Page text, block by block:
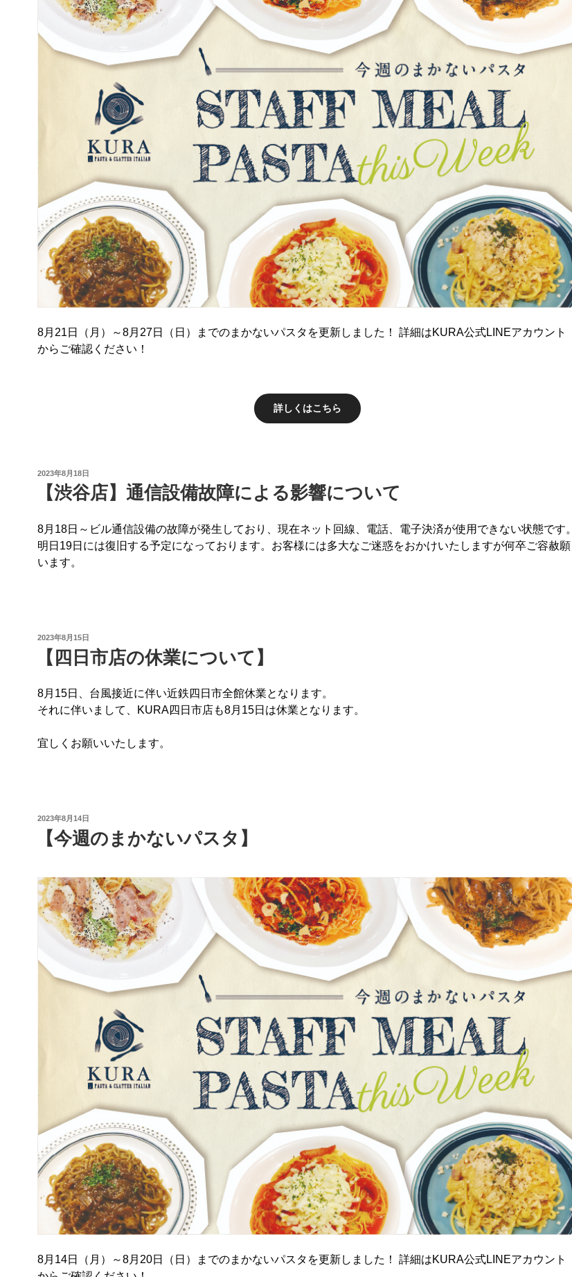
8月21日（月）～8月27日（日）までのまかないパスタを更新しました！ 詳細はKURA公式LINEアカウント
からご確認ください！
詳しくはこちら
投
2023年8月18日
【渋谷店】通信設備故障による影響について
8月18日～ビル通信設備の故障が発生しており、現在ネット回線、電話、電子決済が使用できない状態です。
明日19日には復旧する予定になっております。お客様には多大なご迷惑をおかけいたしますが何卒ご容赦願
います。
投
2023年8月15日
【四日市店の休業について】
8月15日、台風接近に伴い近鉄四日市全館休業となります。
それに伴いまして、KURA四日市店も8月15日は休業となります。
宜しくお願いいたします。
投
2023年8月14日
【今週のまかないパスタ】
8月14日（月）～8月20日（日）までのまかないパスタを更新しました！ 詳細はKURA公式LINEアカウント